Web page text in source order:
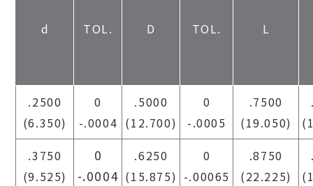
d TOL. D TOL. L
.2500
(6.350)
0
-.0004
.5000
(12.700)
0
-.0005
.7500
(19.050)
.3750
(9.525)
0
-.0004
.6250
(15.875)
0
-.00065
.8750
(22.225)